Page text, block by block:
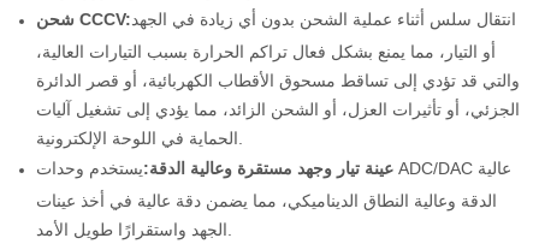
شحن CCCV:انتقال سلس أثناء عملية الشحن بدون أي زيادة في الجهد
أو التيار، مما يمنع بشكل فعال تراكم الحرارة بسبب التيارات العالية،
والتي قد تؤدي إلى تساقط مسحوق الأقطاب الكهربائية، أو قصر الدائرة
الجزئي، أو تأثيرات العزل، أو الشحن الزائد، مما يؤدي إلى تشغيل آليات
عينة تيار وجهد مستقرة وعالية الدقة:يستخدم وحدات ADC/DAC عالية
الدقة وعالية النطاق الديناميكي، مما يضمن دقة عالية في أخذ عينات